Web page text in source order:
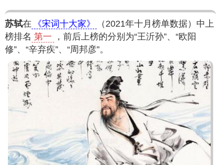
苏轼在 《宋词十大家》
（2021年十月榜单数据）中上
榜排名 第一
，前后上榜的分别为“王沂孙”、“欧阳
修”、“辛弃疾”、“周邦彦”。